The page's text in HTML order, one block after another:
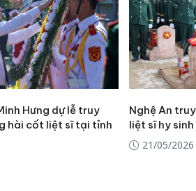
Hưng dự lễ truy
hài cốt liệt sĩ tại tỉnh
Nghệ An
liệt sĩ hy
21/05/2026